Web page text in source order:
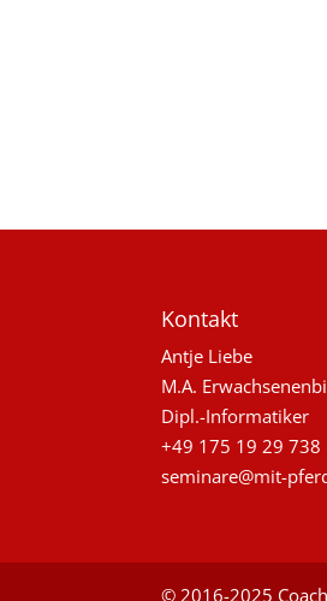
Kontakt
Antje Liebe
M.A.
Dipl.-Informatiker
+49 175 19 29 738
seminare@mit-
© 2016-2025